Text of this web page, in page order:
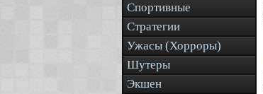
Спортивные
Стратегии
Ужасы (Хорроры)
Шутеры
Экшен